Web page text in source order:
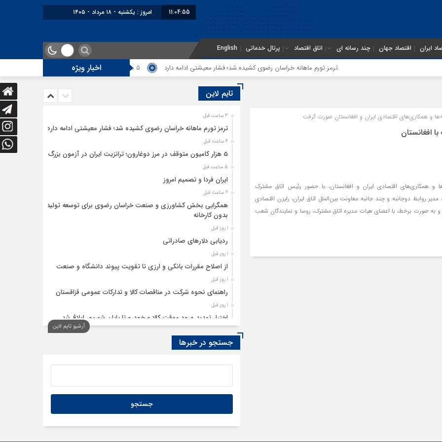
11:04:55 امروز : یکشنبه - ۱۸ مرداد - ۱۴۰۵
ایران اقتصاد جهان چند رسانه ای اتاق اقتصاد پرتال خدماتی English
اخبار ویژه ترمز تورم ماهانه خراسان رضوی کشیده شد؛ فشار معیشتی ادامه دارد 5 هزار کامیون متوقف در مرز دوغارون؛ ترانزیت ایران در آزمون بزرگ
و همکاری‌های اقتصادی ایران و افغانستان صورت گرفت
افغانستان
و همکاری‌های اقتصادی ایران و افغانستان، با حضور رئیس اتاق مشترک
مدیر روابط دوجانبه و چند جانبه معاونت بین‌الملل اتاق ایران، رایزن اقتصادی
و به صورت برخط، با اعضای هیات مدیره اتاق مشترک، روسا و نمایندگان شعب
تایم لاین
3 ساعت قبل
ترمز تورم ماهانه خراسان رضوی کشیده شد؛ فشار معیشتی ادامه دارد
4 ساعت قبل
5 هزار کامیون متوقف در مرز دوغارون؛ ترانزیت ایران در آزمون بزرگ
5 ساعت قبل
ایران فردا و تصمیم امروز
6 ساعت قبل
همگرایی بخش کشاورزی و صنعت خراسان رضوی برای توسعه تولید
بدون کارخانه
1 روز قبل
ردیابی دلارهای صادراتی
1 روز قبل
از اصلاح مقررات بانکی و ارزی تا تقویت پیوند دانشگاه و صنعت
1 روز قبل
راهنمای نحوه شرکت در مناقصات کالا و تدارکات عمومی قزاقستان
1 روز قبل
اختیار تمدید ورود موقت کالا و خودرو تا پایان شهریور ابلاغ شد
تمدید امکان استفادۀ واردکنندگان دارو از اوراق گام تا پایان سال
آرشیو تایم لاین
جستجو در خبرها